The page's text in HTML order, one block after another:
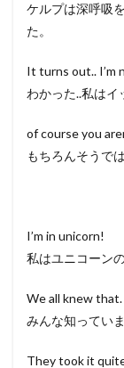
ケルプは深呼吸
た。
It turns out.. I’m
わかった..私はイ
of course you
もちろんそうで
I’m in unicorn!
私はユニコーン
We all knew that.
みんな知っていま
They took it